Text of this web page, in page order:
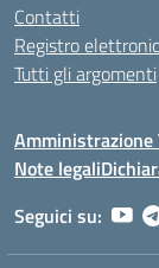
Contatti
Registro
Tutti gli argomenti
Amministrazione
Note legali
Seguici su: